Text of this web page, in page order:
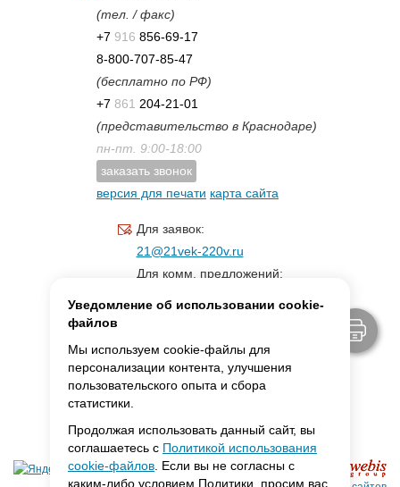
(тел. / факс)
+7 916 856-69-17
8-800-707-85-47
(бесплатно по РФ)
+7 861 204-21-01
(представительство в Краснодаре)
пн-пт. 9:00-18:00
заказать звонок
версия для печати карта сайта
Для заявок:
21@21vek-220v.ru
Для комм. предложений:
Уведомление об использовании cookie-
файлов
Мы используем cookie-файлы для
персонализации контента, улучшения
пользовательского опыта и сбора
статистики.
Продолжая использовать данный сайт, вы
соглашаетесь с Политикой использования
cookie-файлов . Если вы не согласны с
каким-либо условием Политики, просим вас